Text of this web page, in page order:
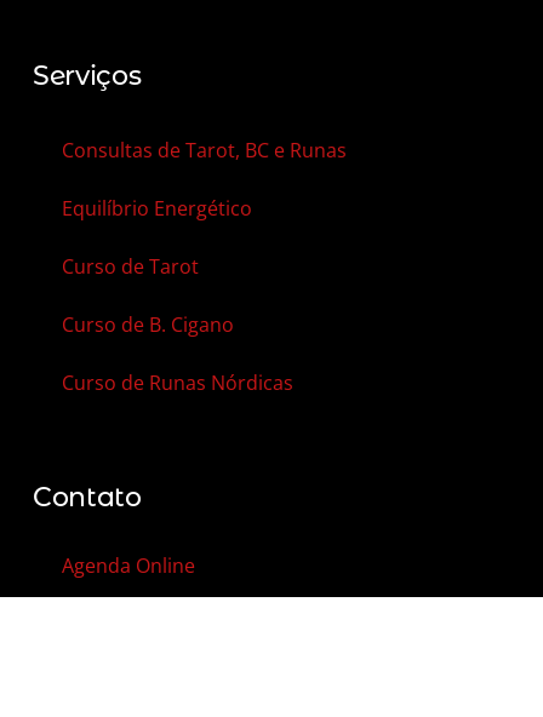
Serviços
Consultas de Tarot, BC e Runas
Equilíbrio Energético
Curso de Tarot
Curso de B. Cigano
Curso de Runas Nórdicas
Contato
Agenda Online